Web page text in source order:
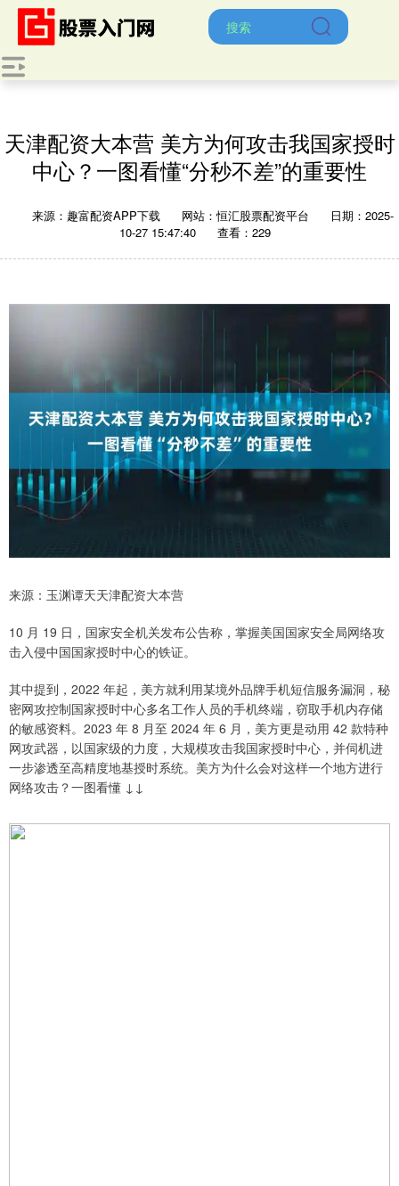
天津配资大本营 美方为何攻击我国家授时
中心？一图看懂“分秒不差”的重要性
来源：趣富配资APP下载 网站：恒汇股票配资平台
日期：2025-
10-27 15:47:40
查看：229
来源：玉渊谭天天津配资大本营
10 月 19 日，国家安全机关发布公告称，掌握美国国家安全局网络攻
击入侵中国国家授时中心的铁证。
其中提到，2022 年起，美方就利用某境外品牌手机短信服务漏洞，秘
密网攻控制国家授时中心多名工作人员的手机终端，窃取手机内存储
的敏感资料。2023 年 8 月至 2024 年 6 月，美方更是动用 42 款特种
网攻武器，以国家级的力度，大规模攻击我国家授时中心，并伺机进
一步渗透至高精度地基授时系统。美方为什么会对这样一个地方进行
网络攻击？一图看懂 ↓↓